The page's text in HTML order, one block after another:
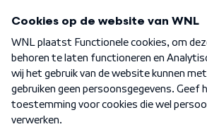
Nieuwsbrief
Word Lid